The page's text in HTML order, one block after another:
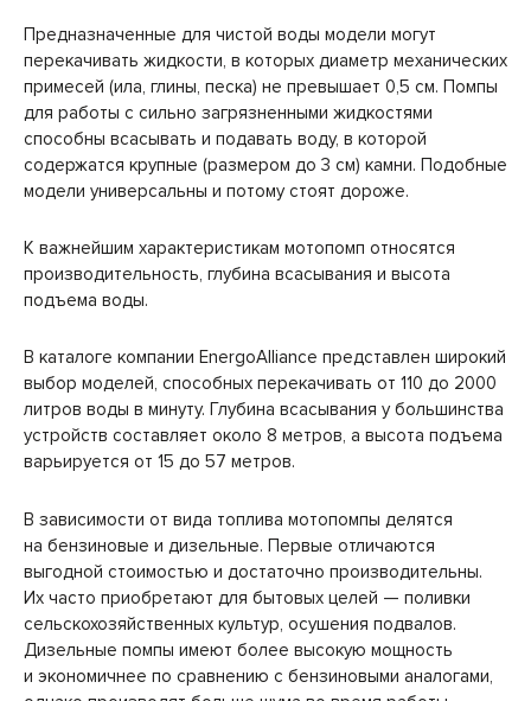
Предназначенные для чистой воды модели могут
перекачивать жидкости, в которых диаметр механических
примесей (ила, глины, песка) не превышает 0,5 см. Помпы
для работы с сильно загрязненными жидкостями
способны всасывать и подавать воду, в которой
содержатся крупные (размером до 3 см) камни. Подобные
модели универсальны и потому стоят дороже.
К важнейшим характеристикам мотопомп относятся
производительность, глубина всасывания и высота
подъема воды.
В каталоге компании EnergoAlliance представлен широкий
выбор моделей, способных перекачивать от 110 до 2000
литров воды в минуту. Глубина всасывания у большинства
устройств составляет около 8 метров, а высота подъема
варьируется от 15 до 57 метров.
В зависимости от вида топлива мотопомпы делятся
на бензиновые и дизельные. Первые отличаются
выгодной стоимостью и достаточно производительны.
Их часто приобретают для бытовых целей — поливки
сельскохозяйственных культур, осушения подвалов.
Дизельные помпы имеют более высокую мощность
и экономичнее по сравнению с бензиновыми аналогами,